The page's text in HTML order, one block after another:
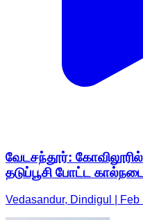
வேடசந்தூர்: கோவிலூரில்
தடுப்பூசி போட்ட
Vedasandur, Dindigul | Feb